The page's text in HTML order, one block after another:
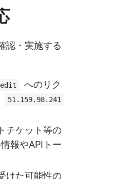
認・実施する
へのリク
51.159.98.241
チケット等の
報やAPIトー
けた可能性の